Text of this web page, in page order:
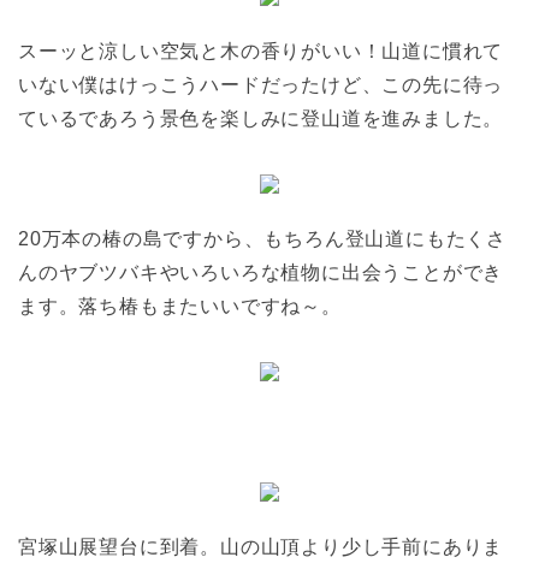
スーッと涼しい空気と木の香りがいい！山道に慣れて
いない僕はけっこうハードだったけど、この先に待っ
ているであろう景色を楽しみに登山道を進みました。
20万本の椿の島ですから、もちろん登山道にもたくさ
んのヤブツバキやいろいろな植物に出会うことができ
ます。落ち椿もまたいいですね～。
宮塚山展望台に到着。山の山頂より少し手前にありま